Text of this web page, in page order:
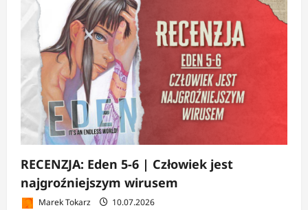
RECENZJA:
A
to
wszystko
przez
kota!
1
|
Bohater
kontra
kocie
kolana
RECENZJA: Eden 5-6 | Człowiek jest
najgroźniejszym wirusem
Marek Tokarz 10.07.2026